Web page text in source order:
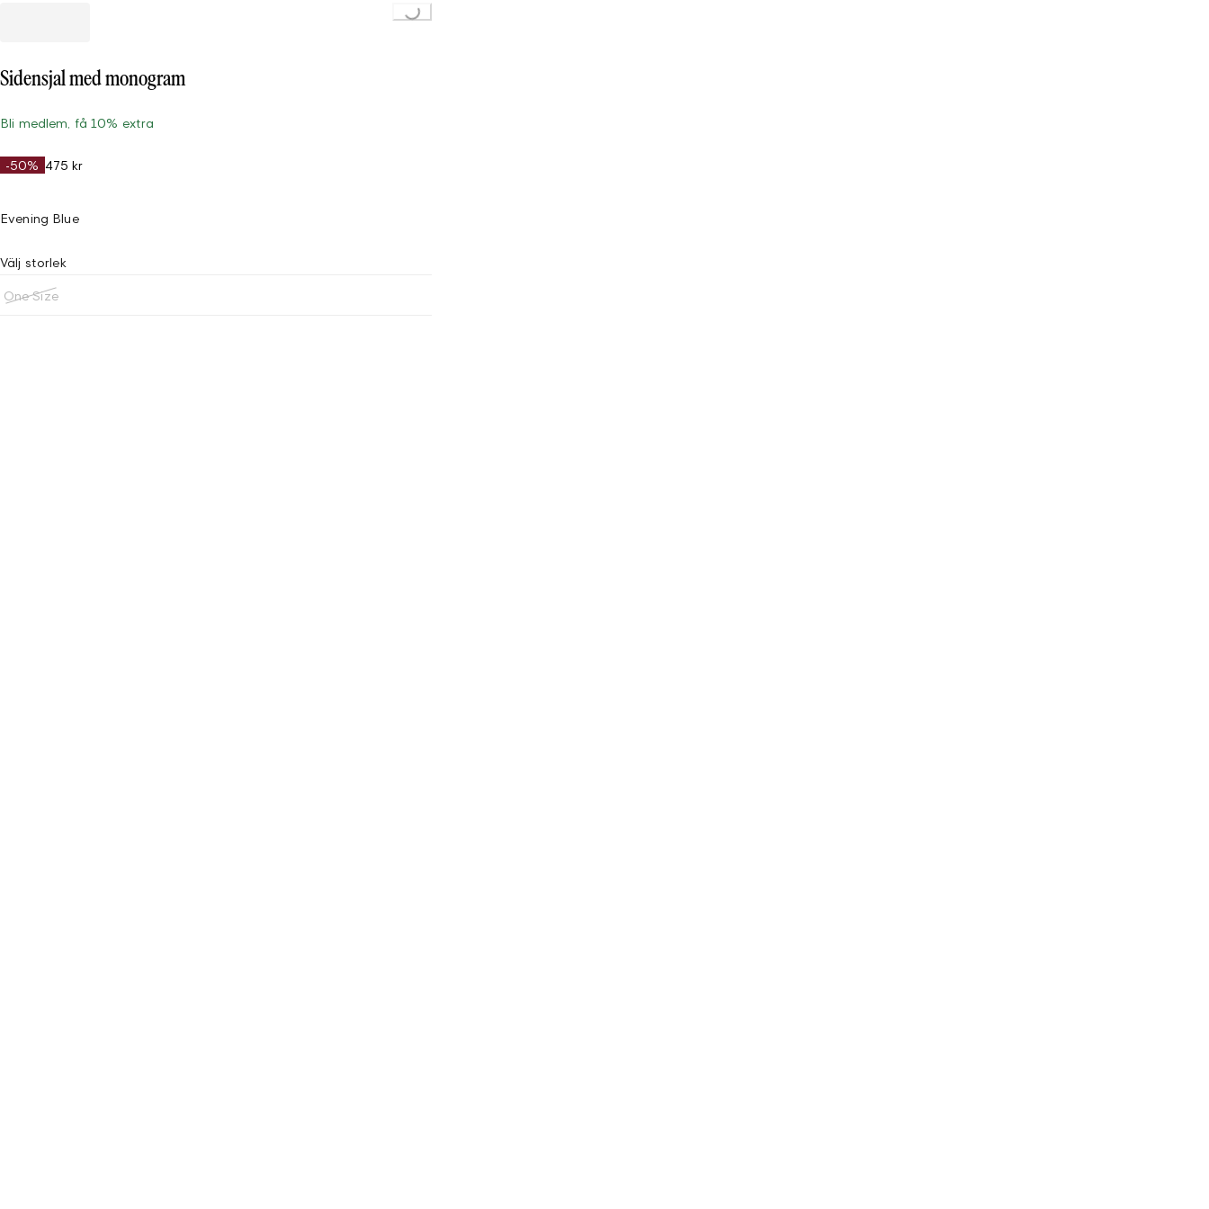
Sidensjal med monogram
Bli medlem, få 10% extra
-50% 475 kr
Evening Blue
Välj storlek
One Size